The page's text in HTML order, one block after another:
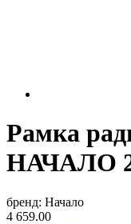
Рамка
НАЧАЛО
бренд: Начало
4 659.00